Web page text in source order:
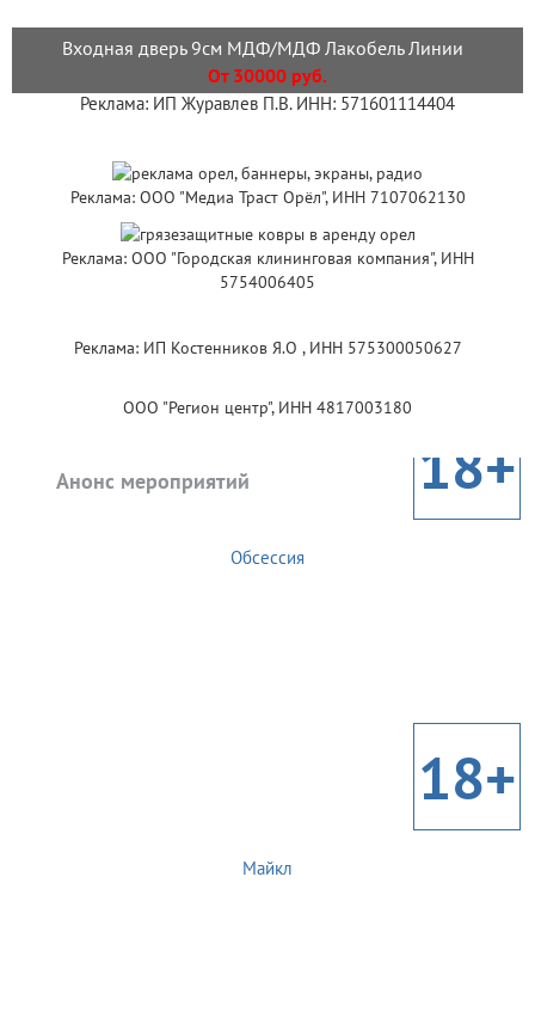
Входная дверь 9см МДФ/МДФ Лакобель Линии
От 30000 руб.
Реклама: ИП Журавлев П.В. ИНН: 571601114404
Реклама: ООО "Медиа Траст Орёл", ИНН 7107062130
Реклама: ООО "Городская клининговая компания", ИНН
5754006405
Реклама: ИП Костенников Я.О , ИНН 575300050627
ООО "Регион центр", ИНН 4817003180
Анонс мероприятий 18+
Обсессия
18+
Майкл